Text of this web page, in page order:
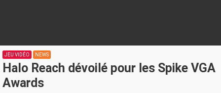
JEU VIDÉO NEWS
Halo Reach dévoilé pour les Spike VGA
Awards